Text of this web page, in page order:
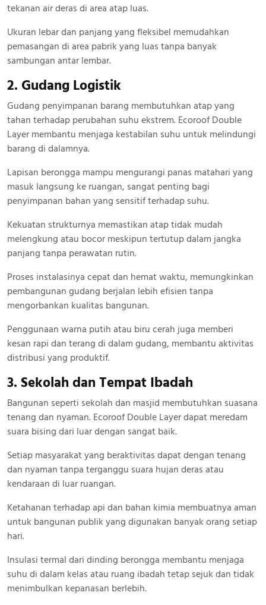
tekanan air deras di area atap luas.
Ukuran lebar dan panjang yang fleksibel memudahkan
pemasangan di area pabrik yang luas tanpa banyak
sambungan antar lembar.
2. Gudang Logistik
Gudang penyimpanan barang membutuhkan atap yang
tahan terhadap perubahan suhu ekstrem. Ecoroof Double
Layer membantu menjaga kestabilan suhu untuk melindungi
barang di dalamnya.
Lapisan berongga mampu mengurangi panas matahari yang
masuk langsung ke ruangan, sangat penting bagi
penyimpanan bahan yang sensitif terhadap suhu.
Kekuatan strukturnya memastikan atap tidak mudah
melengkung atau bocor meskipun tertutup dalam jangka
panjang tanpa perawatan rutin.
Proses instalasinya cepat dan hemat waktu, memungkinkan
pembangunan gudang berjalan lebih efisien tanpa
mengorbankan kualitas bangunan.
Penggunaan warna putih atau biru cerah juga memberi
kesan rapi dan terang di dalam gudang, membantu aktivitas
distribusi yang produktif.
3. Sekolah dan Tempat Ibadah
Bangunan seperti sekolah dan masjid membutuhkan suasana
tenang dan nyaman. Ecoroof Double Layer dapat meredam
suara bising dari luar dengan sangat baik.
Setiap masyarakat yang beraktivitas dapat dengan tenang
dan nyaman tanpa terganggu suara hujan deras atau
kendaraan di luar ruangan.
Ketahanan terhadap api dan bahan kimia membuatnya aman
untuk bangunan publik yang digunakan banyak orang setiap
hari.
Insulasi termal dari dinding berongga membantu menjaga
suhu di dalam kelas atau ruang ibadah tetap sejuk dan tidak
menimbulkan kepanasan berlebih.